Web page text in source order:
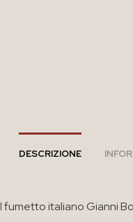
DESCRIZIONE
fumetto italiano Gianni